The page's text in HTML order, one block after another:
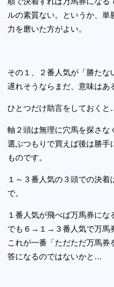
ルの素質ない。というか、
力を磨いた方がよい。
その１、２番人気が「勝たな
遅れそうならまだ、意味は
ひとつだけ助言をしておくと
軸２頭は無理に穴馬を探さな
選ぶつもりで買えば後は勝手
ものです。
１～３番人気の３頭での決
で。
１番人気が飛べば万馬券に
でも６→１→３番人気で万馬
これが一番「ただただ万馬券
答になるのではないかと…